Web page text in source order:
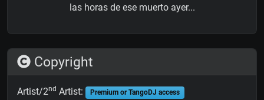
las horas de ese muerto ayer...
Copyright
Artist/2nd Artist: Premium or TangoDJ access